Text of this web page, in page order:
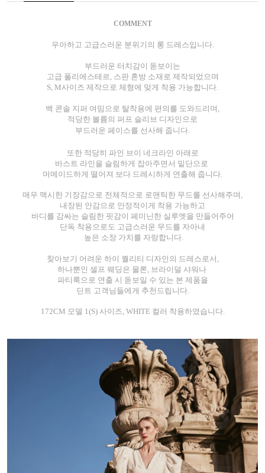
COMMENT
우아하고 고급스러운 분위기의 롱 드레스입니다.
부드러운 터치감이 돋보이는
고급 폴리에스테르, 스판 혼방 소재로 제작되었으며
S, M사이즈 제작으로 체형에 맞게 착용 가능합니다.
백 콘솔 지퍼 여밈으로 탈착용에 편의를 도와드리며,
적당한 볼륨의 퍼프 슬리브 디자인으로
부드러운 페이스를 선사해 줍니다.
또한 적당히 파인 브이 네크라인 아래로
바스트 라인을 슬림하게 잡아주면서 밑단으로
머메이드하게 떨어져 보다 드레시하게 연출해 줍니다.
매우 맥시한 기장감으로 전체적으로 로맨틱한 무드를 선사해주며,
내장된 안감으로 안정적이게 착용 가능하고
바디를 감싸는 슬림한 핏감이 페미닌한 실루엣을 만들어주어
단독 착용으로도 고급스러운 무드를 자아내
높은 소장 가치를 자랑합니다.
찾아보기 어려운 하이 퀄리티 디자인의 드레스로서,
하나뿐인 셀프 웨딩은 물론, 브라이덜 샤워나
파티룩으로 연출 시 돋보일 수 있는 본 제품을
딘트 고객님들에게 추천드립니다.
172CM 모델 1(S)사이즈, WHITE 컬러 착용하였습니다.